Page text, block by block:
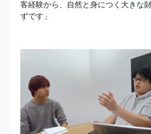
客経験から、自然と身につく大きな
ずです」